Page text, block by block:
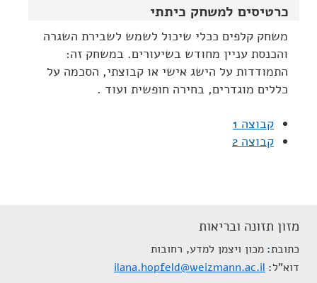
כרטיסים למשחק כיתתי
משחק קלפים ככלי שיכול לשמש לשבירת השגרה
והכנסת עניין מחודש בשיעורים. במשחק זה:
התמודדות על הישג אישי או קבוצתי, הסכמה על
כללים מוגדרים, בחירה חופשית ועוד .
קבוצה 1
קבוצה 2
מזון תזונה ובריאות
כתובת מכון ויצמן למדע, רחובות
דוא"ל ilana.hopfeld@weizmann.ac.il